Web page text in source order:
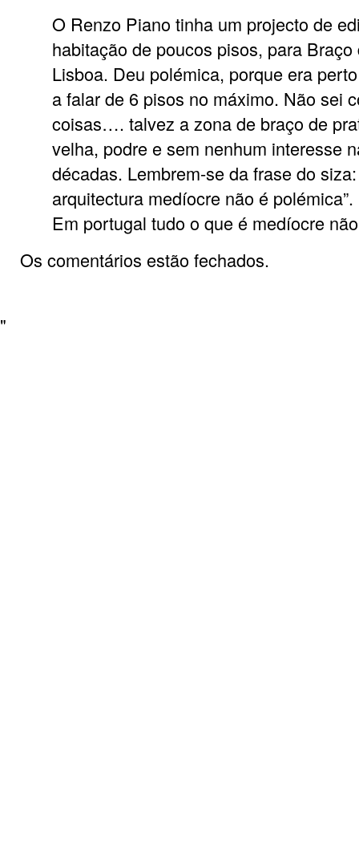
O Renzo Piano tinha um projecto de
habitação de poucos pisos, para
Lisboa. Deu polémica, porque era
a falar de 6 pisos no máximo. Não sei
coisas…. talvez a zona de braço de
velha, podre e sem nenhum interesse
décadas. Lembrem-se da frase do
arquitectura medíocre não é
Em portugal tudo o que é medíocre
Os comentários estão fechados.
"